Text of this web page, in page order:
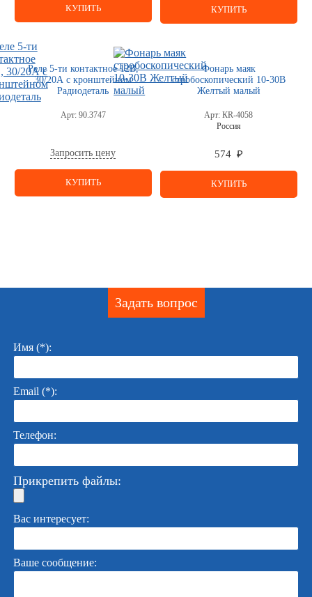
КУПИТЬ КУПИТЬ
Реле 5-ти контактное 12В,
30/20А с кронштейном
Радиодеталь
Арт:90.3747
Запросить цену
КУПИТЬ
Фонарь маяк
стробоскопический 10-30В
Желтый малый
Арт: КR-4058
Россия
574 ₽
КУПИТЬ
Задать вопрос
Имя (*):
Email (*):
Телефон:
Прикрепить файлы:
Вас интересует:
Ваше сообщение: